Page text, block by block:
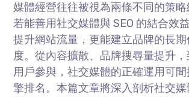
媒體經營往往被視為兩條不同的策略
若能善用社交媒體與 SEO 的結合效
提升網站流量，更能建立品牌的長
度。從內容擴散、品牌搜尋量提升
用戶參與，社交媒體的正確運用可間
擎排名。本篇文章將深入剖析社交